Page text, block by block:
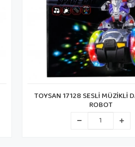
CANALİ KLX800-238 METAL
SESLİ TIR (48)